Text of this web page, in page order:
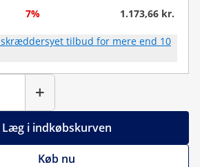
7% 1.173,66 kr.
tilbud for mere end 10
+
Læg i indkøbskurven
Køb nu